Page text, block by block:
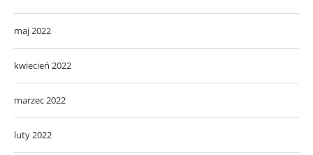
maj 2022
kwiecień 2022
marzec 2022
luty 2022